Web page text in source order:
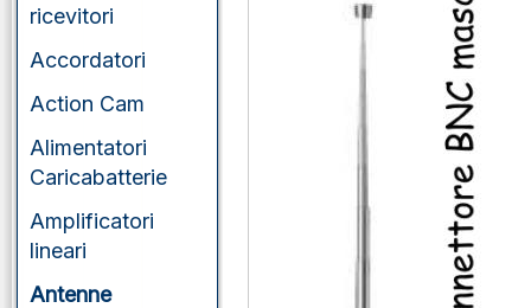
ricevitori
Accordatori
Action Cam
Alimentatori
Caricabatterie
Amplificatori
lineari
Antenne